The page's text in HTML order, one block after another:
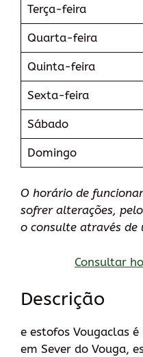
Terça-feira
Quarta-feira
Quinta-feira
Sexta-feira
Sábado
Domingo
O horário de
sofrer alterações,
o consulte através de
Consultar
Descrição
e estofos Vougaclas
em Sever do Vouga,